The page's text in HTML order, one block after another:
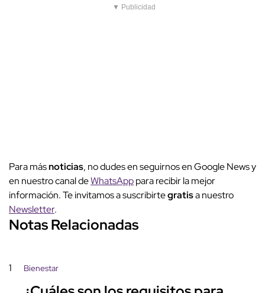
▼ Publicidad
Para másnoticias, no dudes en seguirnos en Google News y
en nuestro canal deWhatsApppara recibir la mejor
información. Te invitamos a suscribirtegratisa nuestro
Newsletter.
Notas Relacionadas
1 Bienestar